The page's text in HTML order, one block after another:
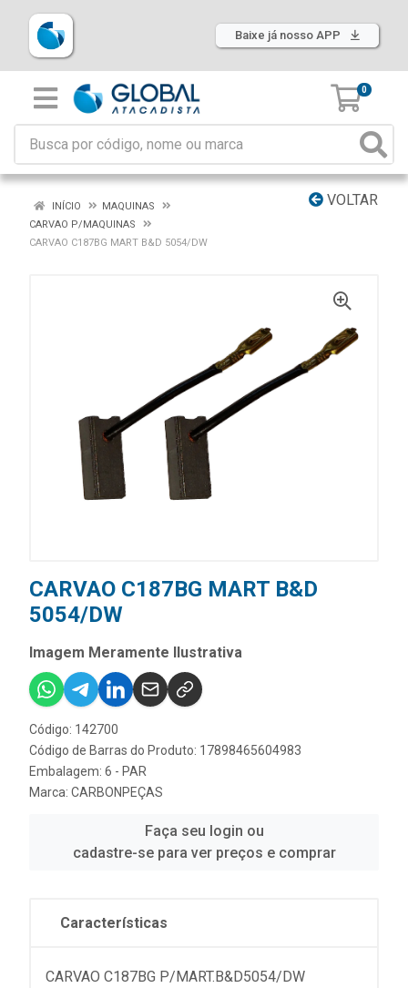
Baixe já nosso APP
0
VOLTAR
INÍCIO
MAQUINAS
CARVAO P/MAQUINAS
CARVAO C187BG MART B&D 5054/DW
CARVAO C187BG MART B&D
5054/DW
Imagem Meramente Ilustrativa
Código: 142700
Código de Barras do Produto: 17898465604983
Embalagem: 6 - PAR
Marca: CARBONPEÇAS
Faça seu login ou
cadastre-se para ver preços e comprar
Características
CARVAO C187BG P/MART.B&D5054/DW